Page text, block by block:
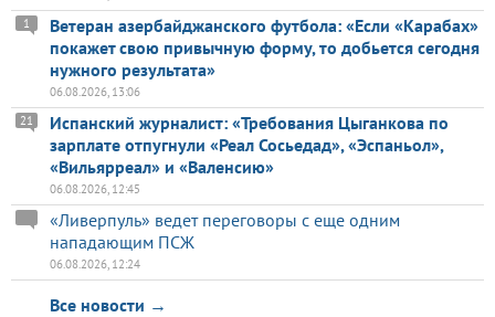
Ветеран азербайджанского футбола: «Если «Карабах»
покажет свою привычную форму, то добьется сегодня
нужного результата»
1
06.08.2026, 13:06
Испанский журналист: «Требования Цыганкова по
зарплате отпугнули «Реал Сосьедад», «Эспаньол»,
«Вильярреал» и «Валенсию»
21
06.08.2026, 12:45
«Ливерпуль» ведет переговоры с еще одним
нападающим ПСЖ
06.08.2026, 12:24
Все новости →